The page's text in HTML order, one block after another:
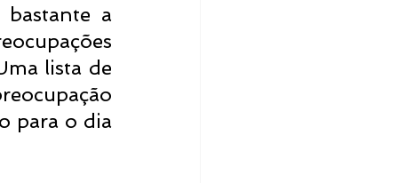
bastante a
lista de
para o dia